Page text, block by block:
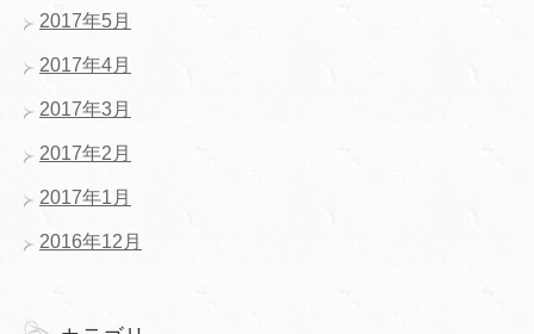
2017年5月
2017年4月
2017年3月
2017年2月
2017年1月
2016年12月